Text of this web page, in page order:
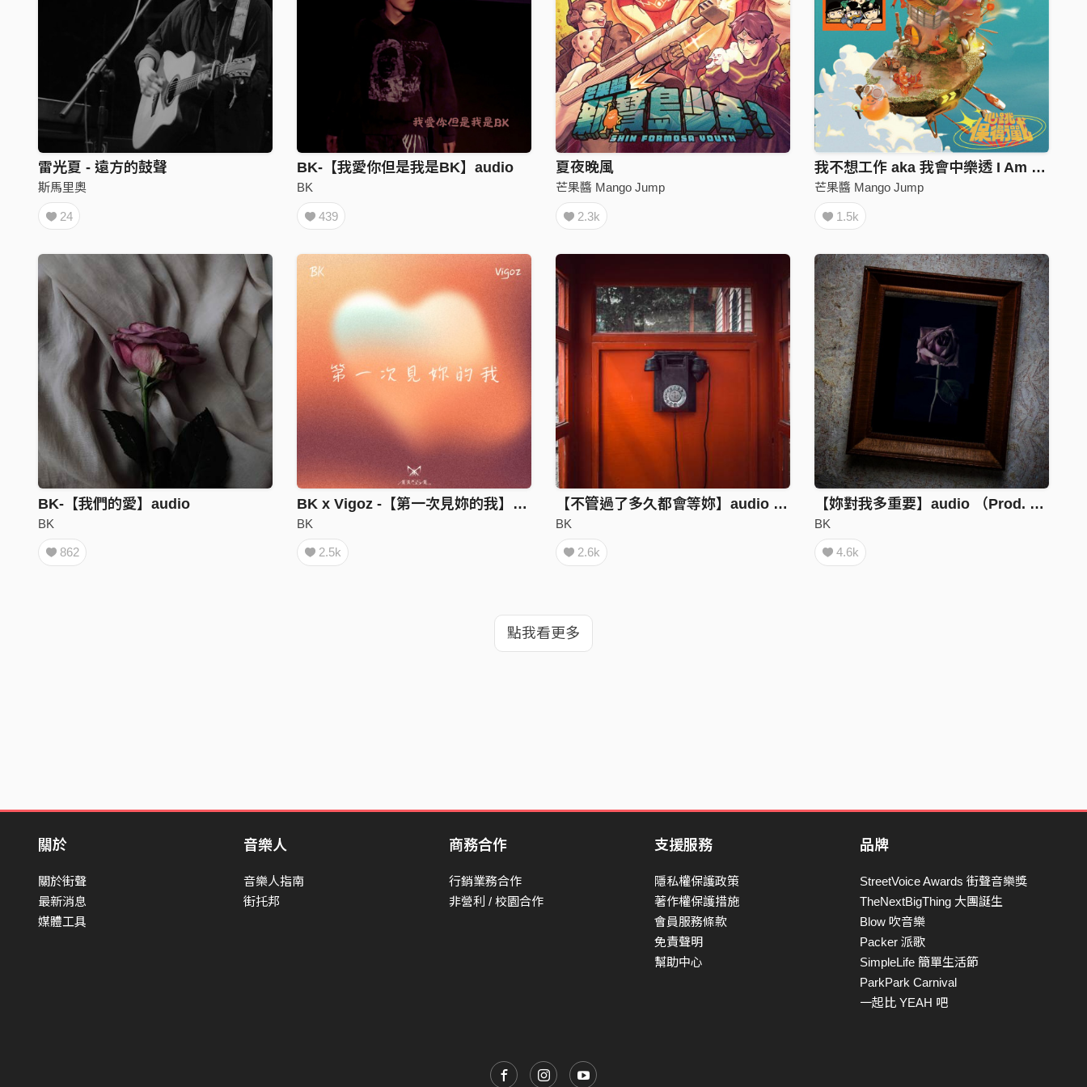
雷光夏 - 遠方的鼓聲
斯馬里奧
24
BK-【我愛你但是我是BK】audio
BK
439
夏夜晚風
芒果醬 Mango Jump
2.3k
我不想工作 aka 我會中樂透 I Am Not Cool
芒果醬 Mango Jump
1.5k
BK-【我們的愛】audio
BK
862
BK x Vigoz -【第一次見妳的我】audio
BK
2.5k
【不管過了多久都會等妳】audio （Prod. EVOMUSIC）
BK
2.6k
【妳對我多重要】audio （Prod. EVOMUSIC）
BK
4.6k
點我看更多
關於
關於街聲
最新消息
媒體工具
音樂人
音樂人指南
街托邦
商務合作
行銷業務合作
非營利 / 校園合作
支援服務
隱私權保護政策
著作權保護措施
會員服務條款
免責聲明
幫助中心
品牌
StreetVoice Awards 街聲音樂獎
TheNextBigThing 大團誕生
Blow 吹音樂
Packer 派歌
SimpleLife 簡單生活節
ParkPark Carnival
一起比 YEAH 吧